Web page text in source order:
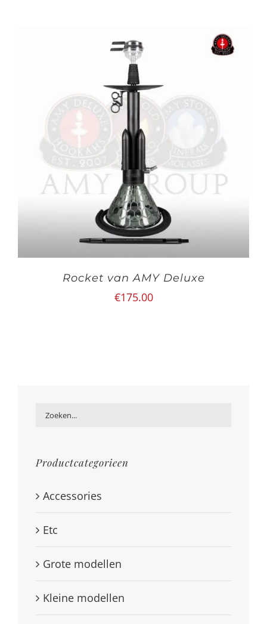
Rocket van AMY Deluxe
€175.00
Productcategorieen
Accessories
Etc
Grote modellen
Kleine modellen